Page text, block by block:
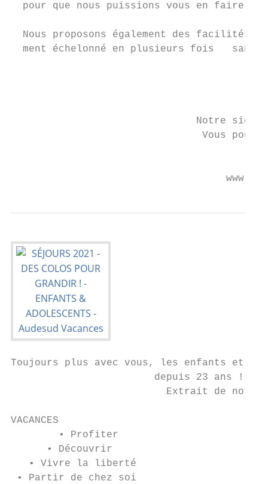
pour que nous puissions vous en faire
Nous proposons également des facilités
ment échelonné en plusieurs fois   sans
Notre
Vous
Toujours plus avec vous, les enfants et
                        depuis 23 ans !
Extrait de notre
VACANCES
• Profiter
• Découvrir
• Vivre la liberté
• Partir de chez soi